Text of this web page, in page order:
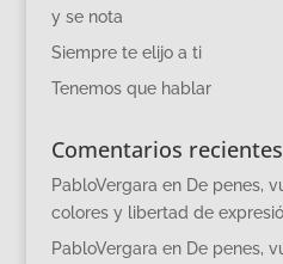
y se nota
Siempre te elijo a ti
Tenemos que hablar
Comentarios recientes
PabloVergara en De penes,
colores y libertad de
PabloVergara en De penes,